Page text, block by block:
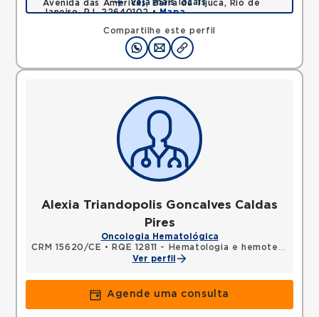
Compartilhe este perfil
Avenida das Americas, Barra da Tijuca, Rio de
Janeiro, RJ, 22640102 •Mapa
Veja mais locais
Alexia Triandopolis Goncalves Caldas
Pires
Oncologia Hematológica
CRM 15620/CE • RQE 12811 - Hematologia e hemoterapia
Ver perfil
Agende uma consulta